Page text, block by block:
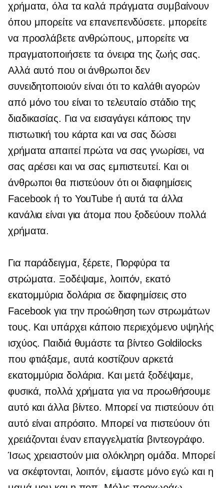
χρήματα, όλα τα καλά πράγματα συμβαίνουν
όπου μπορείτε να επανεπενδύσετε. μπορείτε
να προσλάβετε ανθρώπους, μπορείτε να
πραγματοποιήσετε τα όνειρα της ζωής σας.
Αλλά αυτό που οι άνθρωποι δεν
συνειδητοποιούν είναι ότι το καλάθι αγορών
από μόνο του είναι το τελευταίο στάδιο της
διαδικασίας. Για να εισαγάγει κάποιος την
πιστωτική του κάρτα και να σας δώσει
χρήματα απαιτεί πρώτα να σας γνωρίσει, να
σας αρέσει και να σας εμπιστευτεί. Και οι
άνθρωποι θα πιστεύουν ότι οι διαφημίσεις
Facebook ή το YouTube ή αυτά τα άλλα
κανάλια είναι για άτομα που ξοδεύουν πολλά
χρήματα.
Για παράδειγμα, ξέρετε, Πορφύρα τα
στρώματα. Ξοδέψαμε, λοιπόν, εκατό
εκατομμύρια δολάρια σε διαφημίσεις στο
Facebook για την προώθηση των στρωμάτων
τους. Και υπάρχει κάποιο περιεχόμενο υψηλής
ισχύος. Παιδιά θυμάστε τα βίντεο Goldilocks
που φτιάξαμε, αυτά κοστίζουν αρκετά
εκατομμύρια δολάρια. Και μετά ξοδέψαμε,
φυσικά, πολλά χρήματα για να προωθήσουμε
αυτό και άλλα βίντεο. Μπορεί να πιστεύουν ότι
αυτό είναι απρόσιτο. Μπορεί να πιστεύουν ότι
χρειάζονται έναν επαγγελματία βιντεογράφο.
Ίσως χρειαστούν μια ολόκληρη ομάδα. Μπορεί
να σκέφτονται, λοιπόν, είμαστε μόνο εγώ και η